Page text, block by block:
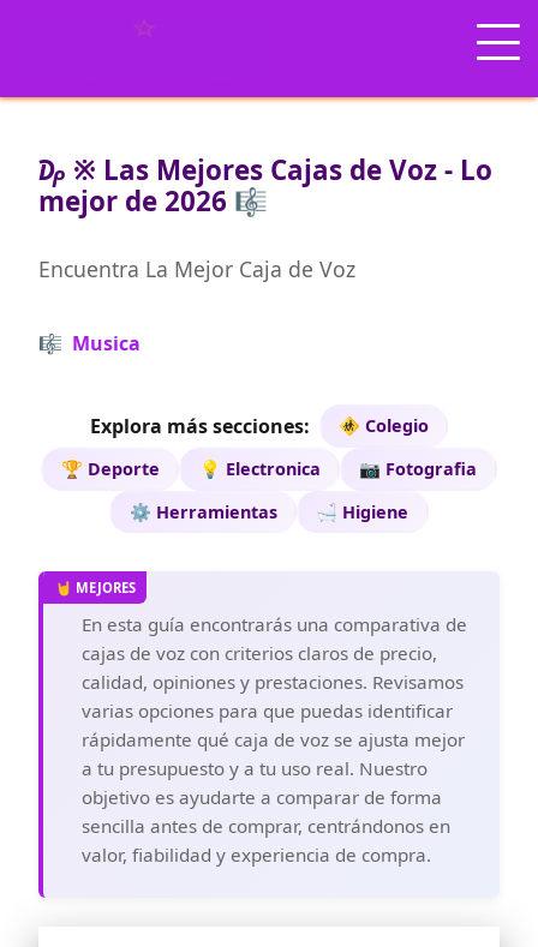
₯ ※ Las Mejores Cajas de Voz - Lo
mejor de 2026 🎼
Encuentra La Mejor Caja de Voz
🎼 Musica
Explora más secciones:
🚸 Colegio
🏆 Deporte
💡 Electronica
📷 Fotografia
⚙️ Herramientas
🛁 Higiene
En esta guía encontrarás una comparativa de
cajas de voz con criterios claros de precio,
calidad, opiniones y prestaciones. Revisamos
varias opciones para que puedas identificar
rápidamente qué caja de voz se ajusta mejor
a tu presupuesto y a tu uso real. Nuestro
objetivo es ayudarte a comparar de forma
sencilla antes de comprar, centrándonos en
valor, fiabilidad y experiencia de compra.